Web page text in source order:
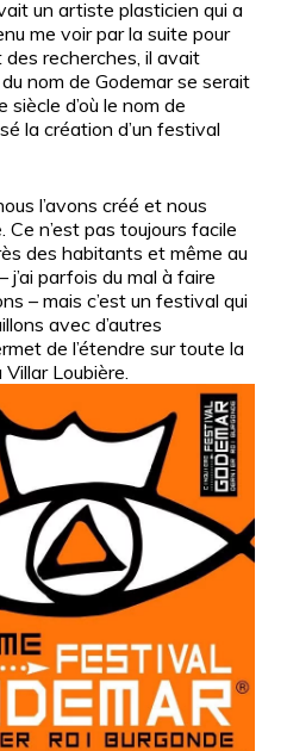
un artiste plasticien qui a
me voir par la suite pour
des recherches, il avait
nom de Godemar se serait
d’où le nom de
la création d’un festival
l’avons créé et nous
n’est pas toujours facile
des habitants et même au
j’ai parfois du mal à faire
– mais c’est un festival qui
avec d’autres
de l’étendre sur toute la
Loubière.